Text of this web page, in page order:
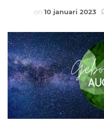
on 10 januari 2023